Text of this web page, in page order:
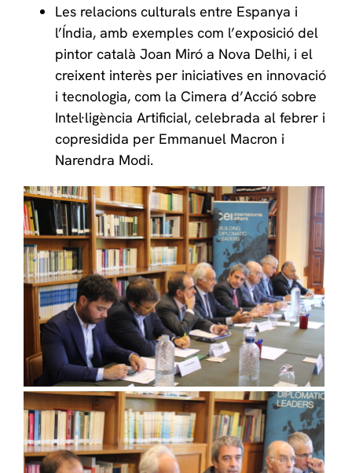
Les relacions culturals entre Espanya i
l’Índia, amb exemples com l’exposició del
pintor català Joan Miró a Nova Delhi, i el
creixent interès per iniciatives en innovació
i tecnologia, com la Cimera d’Acció sobre
Intel·ligència Artificial, celebrada al febrer i
copresidida per Emmanuel Macron i
Narendra Modi.